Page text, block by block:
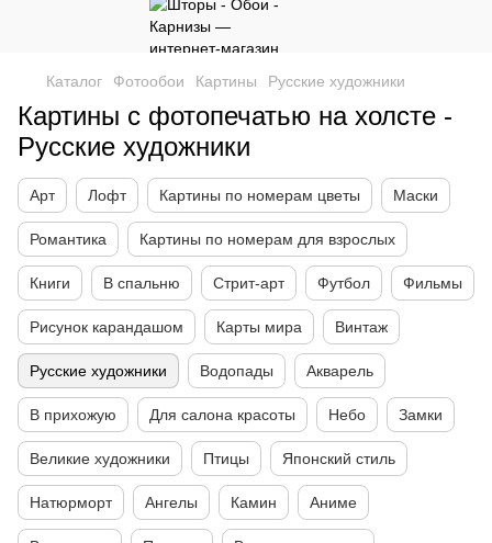
Каталог Фотообои Картины Русские художники
Картины с фотопечатью на холсте -
Русские художники
Арт Лофт Картины по номерам цветы Маски
Романтика Картины по номерам для взрослых
Книги В спальню Стрит-арт Футбол Фильмы
Рисунок карандашом Карты мира Винтаж
Русские художники Водопады Акварель
В прихожую Для салона красоты Небо Замки
Великие художники Птицы Японский стиль
Натюрморт Ангелы Камин Аниме